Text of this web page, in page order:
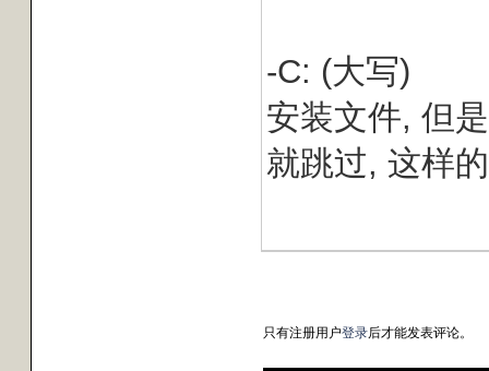
-C: (大写)
安装文件, 但
就跳过, 这样
只有注册用户登录后才能发表评论。